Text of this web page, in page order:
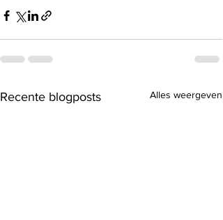
Recente blogposts Alles weergeven